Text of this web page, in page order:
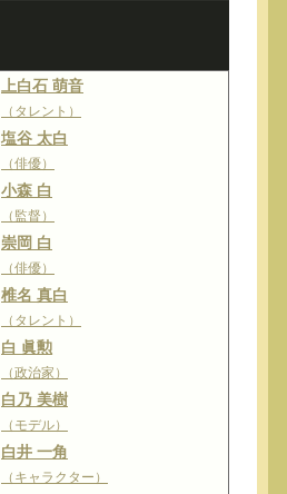
上白石 萌音
（タレント）
塩谷 太白
（俳優）
小森 白
（監督）
崇岡 白
（俳優）
椎名 真白
（タレント）
白 眞勲
（政治家）
白乃 美樹
（モデル）
白井 一角
（キャラクター）